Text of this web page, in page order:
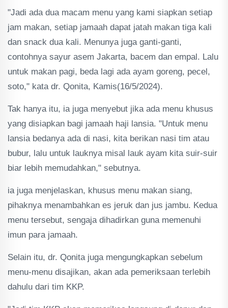
"Jadi ada dua macam menu yang kami siapkan setiap
jam makan, setiap jamaah dapat jatah makan tiga kali
dan snack dua kali. Menunya juga ganti-ganti,
contohnya sayur asem Jakarta, bacem dan empal. Lalu
untuk makan pagi, beda lagi ada ayam goreng, pecel,
soto," kata dr. Qonita, Kamis(16/5/2024).
Tak hanya itu, ia juga menyebut jika ada menu khusus
yang disiapkan bagi jamaah haji lansia. "Untuk menu
lansia bedanya ada di nasi, kita berikan nasi tim atau
bubur, lalu untuk lauknya misal lauk ayam kita suir-suir
biar lebih memudahkan," sebutnya.
ia juga menjelaskan, khusus menu makan siang,
pihaknya menambahkan es jeruk dan jus jambu. Kedua
menu tersebut, sengaja dihadirkan guna memenuhi
imun para jamaah.
Selain itu, dr. Qonita juga mengungkapkan sebelum
menu-menu disajikan, akan ada pemeriksaan terlebih
dahulu dari tim KKP.